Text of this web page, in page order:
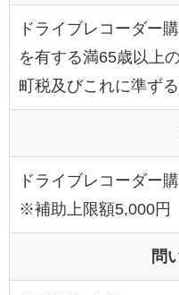
ドライブレコーダー
を有する満65歳以上
町税及びこれに準ず
ドライブレコーダー
※補助上限額5,000円
問